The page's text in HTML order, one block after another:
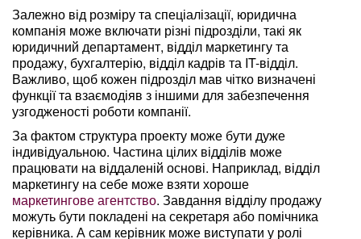
Залежно від розміру та спеціалізації, юридична
компанія може включати різні підрозділи, такі як
юридичний департамент, відділ маркетингу та
продажу, бухгалтерію, відділ кадрів та IT-відділ.
Важливо, щоб кожен підрозділ мав чітко визначені
функції та взаємодіяв з іншими для забезпечення
узгодженості роботи компанії.
За фактом структура проекту може бути дуже
індивідуальною. Частина цілих відділів може
працювати на віддаленій основі. Наприклад, відділ
маркетингу на себе може взяти хороше
маркетингове агентство. Завдання відділу продажу
можуть бути покладені на секретаря або помічника
керівника. А сам керівник може виступати у ролі